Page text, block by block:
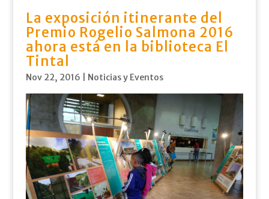
La exposición itinerante del
Premio Rogelio Salmona 2016
ahora está en la biblioteca El
Tintal
Nov 22, 2016 Noticias y Eventos